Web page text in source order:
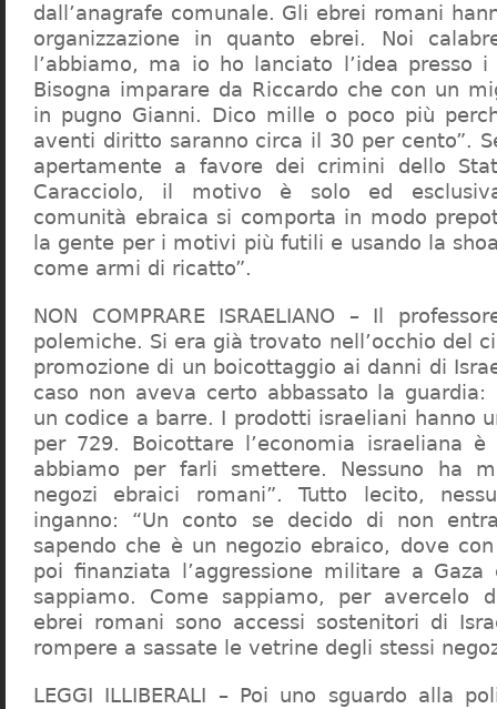
dall’anagrafe comunale. Gli ebrei romani
organizzazione in quanto ebrei. Noi
l’abbiamo, ma io ho lanciato l’idea presso
Bisogna imparare da Riccardo che con un
in pugno Gianni. Dico mille o poco più
aventi diritto saranno circa il 30 per cento”.
apertamente a favore dei crimini dello
Caracciolo, il motivo è solo ed
comunità ebraica si comporta in modo
la gente per i motivi più futili e usando la
come armi di ricatto”.
NON COMPRARE ISRAELIANO – Il
polemiche. Si era già trovato nell’occhio del
promozione di un boicottaggio ai danni di
caso non aveva certo abbassato la guardia:
un codice a barre. I prodotti israeliani hanno
per 729. Boicottare l’economia israeliana è
abbiamo per farli smettere. Nessuno ha
negozi ebraici romani”. Tutto lecito,
inganno: “Un conto se decido di non
sapendo che è un negozio ebraico, dove
poi finanziata l’aggressione militare a
sappiamo. Come sappiamo, per avercelo
ebrei romani sono accessi sostenitori di
rompere a sassate le vetrine degli stessi
LEGGI ILLIBERALI – Poi uno sguardo alla